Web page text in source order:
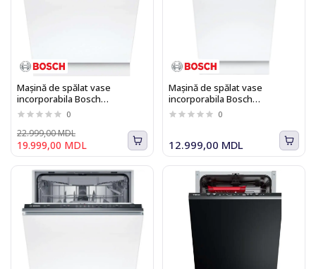
Mașină de spălat vase
incorporabila Bosch
SBD6ECX12E Seria I 6
0
19.999,00 MDL
22.999,00 MDL
Mașină de spălat vase
incorporabila Bosch
SPV6EMX65Q Seria 6
0
12.999,00 MDL